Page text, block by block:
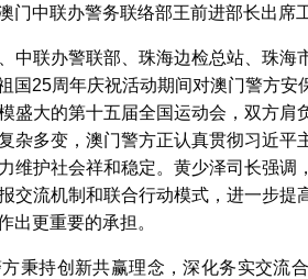
门中联办警务联络部王前进部长出席
中联办警联部、珠海边检总站、珠海
国25周年庆祝活动期间对澳门警方安
盛大的第十五届全国运动会，双方肩
杂多变，澳门警方正认真贯彻习近平
维护社会祥和稳定。黄少泽司长强调
交流机制和联合行动模式，进一步提
出更重要的承担。
秉持创新共赢理念，深化务实交流